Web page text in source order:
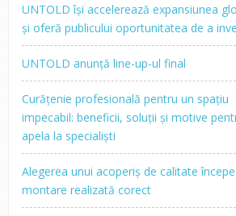
UNTOLD își accelerează expansiunea
și oferă publicului oportunitatea de a
UNTOLD anunță line-up-ul final
Curățenie profesională pentru un spațiu
impecabil: beneficii, soluții și motive
apela la specialiști
Alegerea unui acoperiș de calitate
montare realizată corect